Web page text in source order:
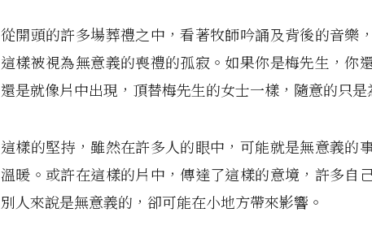
從開頭的許多場葬禮之中，看著牧師吟誦及背後的音樂
這樣被視為無意義的喪禮的孤寂。如果你是梅先生，你
還是就像片中出現，頂替梅先生的女士一樣，隨意的只是
這樣的堅持，雖然在許多人的眼中，可能就是無意義的
溫暖。或許在這樣的片中，傳達了這樣的意境，許多自
別人來說是無意義的，卻可能在小地方帶來影響。